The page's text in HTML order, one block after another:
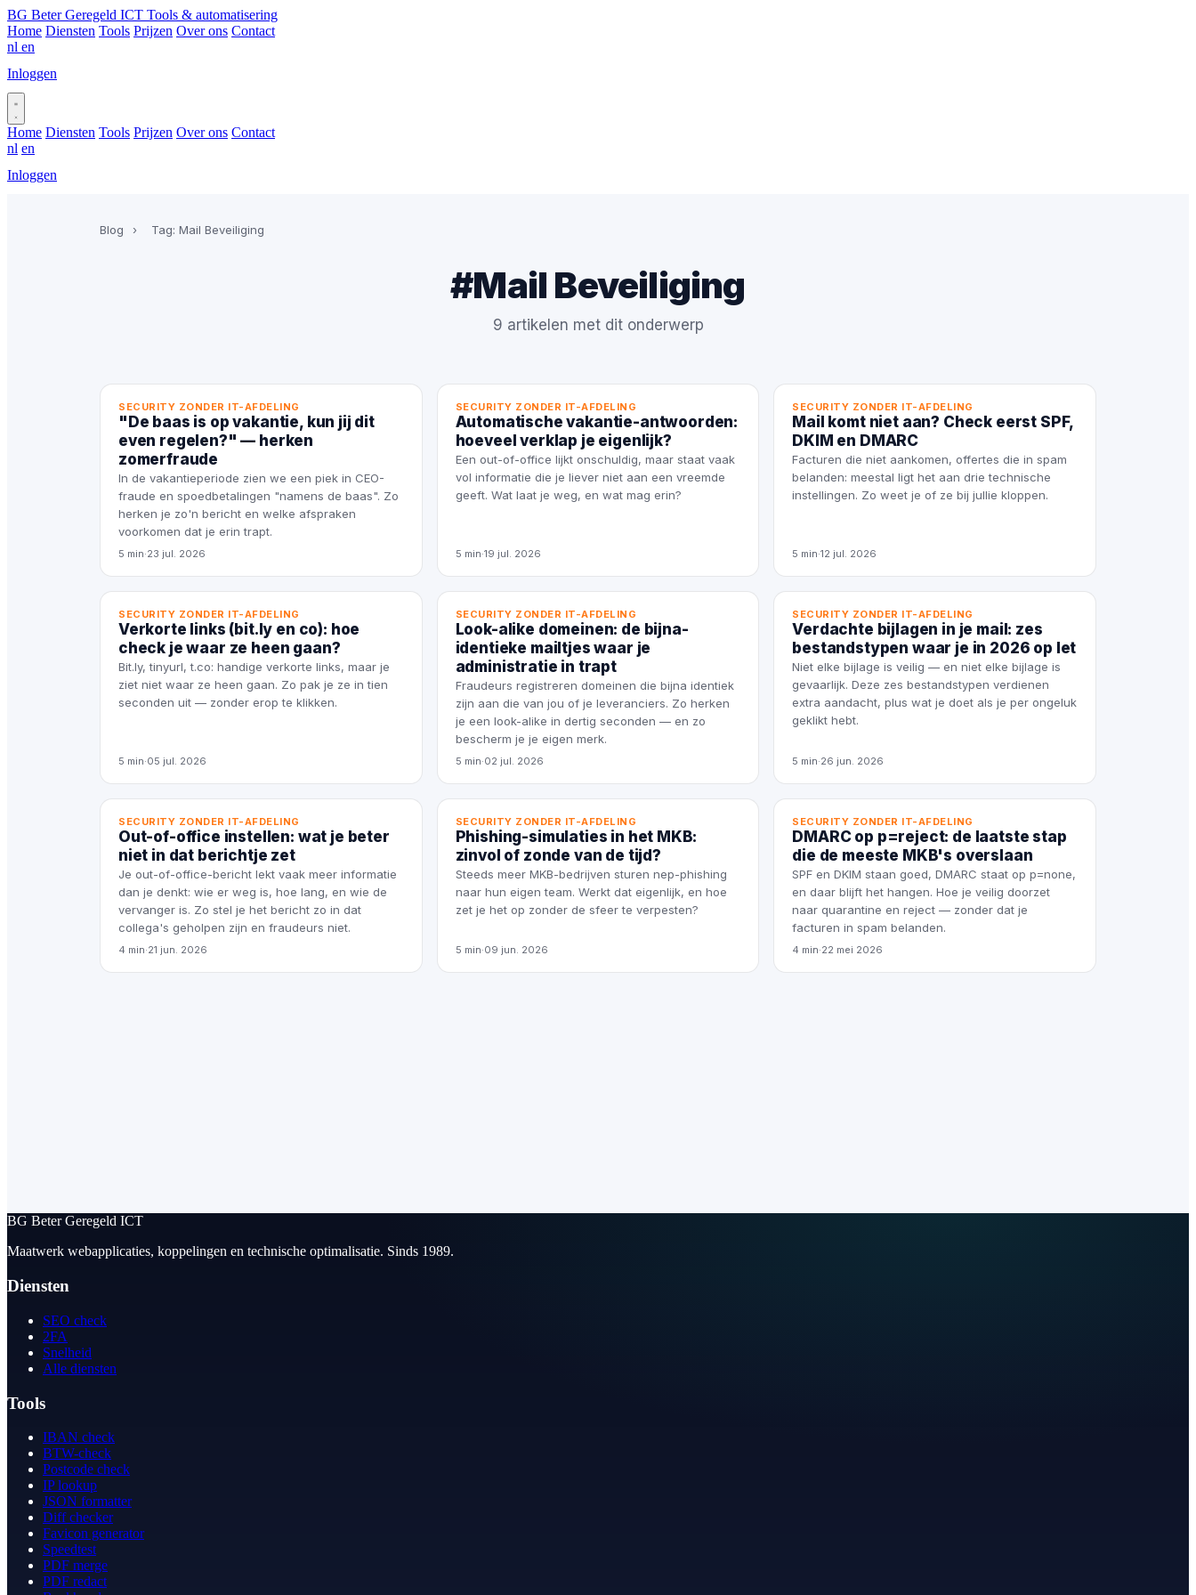
BG Beter Geregeld ICT Tools & automatisering
Home Diensten Tools Prijzen Over ons Contact
nl en
Inloggen
Home Diensten Tools Prijzen Over ons Contact
nl en
Inloggen
Blog › Tag: Mail Beveiliging
#Mail Beveiliging
9 artikelen met dit onderwerp
SECURITY ZONDER IT-AFDELING
"De baas is op vakantie, kun jij dit
even regelen?" — herken
zomerfraude
In de vakantieperiode zien we een piek in CEO-
fraude en spoedbetalingen "namens de baas". Zo
herken je zo'n bericht en welke afspraken
voorkomen dat je erin trapt.
5 min·23 jul. 2026
SECURITY ZONDER IT-AFDELING
Automatische vakantie-antwoorden:
hoeveel verklap je eigenlijk?
Een out-of-office lijkt onschuldig, maar staat vaak
vol informatie die je liever niet aan een vreemde
geeft. Wat laat je weg, en wat mag erin?
5 min·19 jul. 2026
SECURITY ZONDER IT-AFDELING
Mail komt niet aan? Check eerst SPF,
DKIM en DMARC
Facturen die niet aankomen, offertes die in spam
belanden: meestal ligt het aan drie technische
instellingen. Zo weet je of ze bij jullie kloppen.
5 min·12 jul. 2026
SECURITY ZONDER IT-AFDELING
Verkorte links (bit.ly en co): hoe
check je waar ze heen gaan?
Bit.ly, tinyurl, t.co: handige verkorte links, maar je
ziet niet waar ze heen gaan. Zo pak je ze in tien
seconden uit — zonder erop te klikken.
5 min·05 jul. 2026
SECURITY ZONDER IT-AFDELING
Look-alike domeinen: de bijna-
identieke mailtjes waar je
administratie in trapt
Fraudeurs registreren domeinen die bijna identiek
zijn aan die van jou of je leveranciers. Zo herken
je een look-alike in dertig seconden — en zo
bescherm je je eigen merk.
5 min·02 jul. 2026
SECURITY ZONDER IT-AFDELING
Verdachte bijlagen in je mail: zes
bestandstypen waar je in 2026 op let
Niet elke bijlage is veilig — en niet elke bijlage is
gevaarlijk. Deze zes bestandstypen verdienen
extra aandacht, plus wat je doet als je per ongeluk
geklikt hebt.
5 min·26 jun. 2026
SECURITY ZONDER IT-AFDELING
Out-of-office instellen: wat je beter
niet in dat berichtje zet
Je out-of-office-bericht lekt vaak meer informatie
dan je denkt: wie er weg is, hoe lang, en wie de
vervanger is. Zo stel je het bericht zo in dat
collega's geholpen zijn en fraudeurs niet.
4 min·21 jun. 2026
SECURITY ZONDER IT-AFDELING
Phishing-simulaties in het MKB:
zinvol of zonde van de tijd?
Steeds meer MKB-bedrijven sturen nep-phishing
naar hun eigen team. Werkt dat eigenlijk, en hoe
zet je het op zonder de sfeer te verpesten?
5 min·09 jun. 2026
SECURITY ZONDER IT-AFDELING
DMARC op p=reject: de laatste stap
die de meeste MKB's overslaan
SPF en DKIM staan goed, DMARC staat op p=none,
en daar blijft het hangen. Hoe je veilig doorzet
naar quarantine en reject — zonder dat je
facturen in spam belanden.
4 min·22 mei 2026
BG Beter Geregeld ICT
Maatwerk webapplicaties, koppelingen en technische optimalisatie. Sinds 1989.
Diensten
SEO check
2FA
Snelheid
Alle diensten
Tools
IBAN check
BTW-check
Postcode check
IP lookup
JSON formatter
Diff checker
Favicon generator
Speedtest
PDF merge
PDF redact